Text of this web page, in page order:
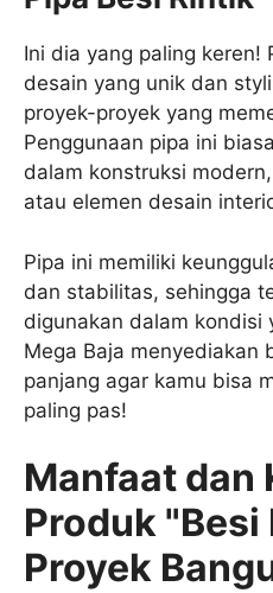
Ini dia yang paling keren!
desain yang unik dan
proyek-proyek yang
Penggunaan pipa ini
dalam konstruksi
atau elemen desain
Pipa ini memiliki
dan stabilitas, sehingga
digunakan dalam kondisi
Mega Baja menyediakan
panjang agar kamu bisa
paling pas!
Manfaat dan
Produk
Proyek